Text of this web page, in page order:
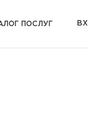
ПОСЛУГ